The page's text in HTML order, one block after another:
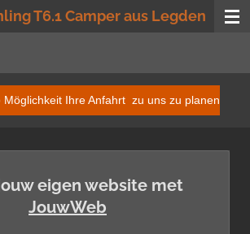
T6.1 Camper aus Legden
Möglichkeit Ihre Anfahrt zu uns zu planen
eigen website met
JouwWeb